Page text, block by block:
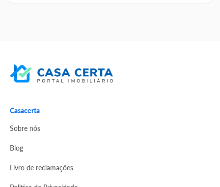
Casacerta
Sobre nós
Blog
Livro de reclamações